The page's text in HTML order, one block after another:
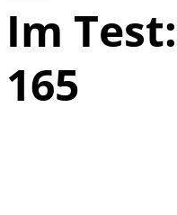
Im
165